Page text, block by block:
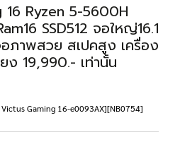
16 Ryzen 5-5600H
SSD512 จอใหญ่16.1
ภาพสวย สเปคสูง เครื่อง
ง 19,990.- เท่านั้น
Gaming 16-e0093AX][NB0754]